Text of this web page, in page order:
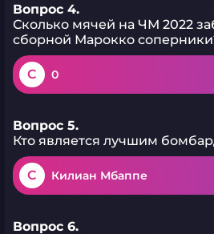
Вопрос 4.
Сколько мячей на ЧМ 2022
сборной Марокко
C 0
Вопрос 5.
Кто является лучшим
C Килиан Мбаппе
Вопрос 6.